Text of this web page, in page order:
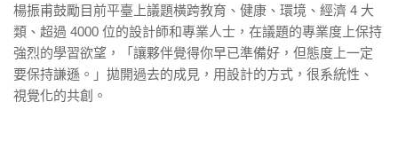
楊振甫鼓勵目前平臺上議題橫跨教育、健康、環境、經濟 4 大
類、超過 4000 位的設計師和專業人士，在議題的專業度上保持
強烈的學習欲望，「讓夥伴覺得你早已準備好，但態度上一定
要保持謙遜。」拋開過去的成見，用設計的方式，很系統性、
視覺化的共創。